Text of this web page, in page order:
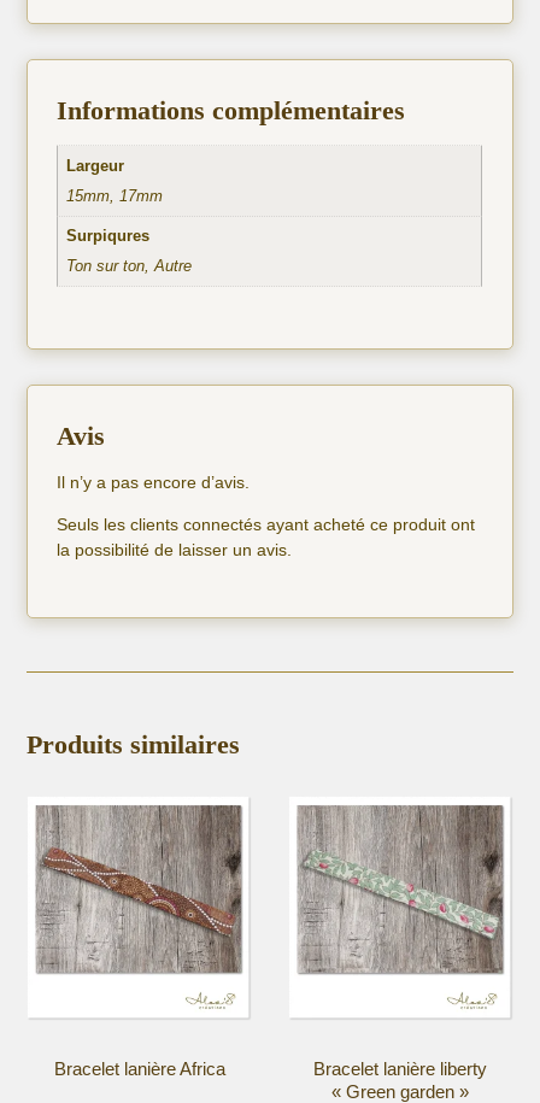
Informations complémentaires
Largeur
15mm, 17mm
Surpiqures
Ton sur ton, Autre
Avis
Il n’y a pas encore d’avis.
Seuls les clients connectés ayant acheté ce produit ont
la possibilité de laisser un avis.
Produits similaires
Bracelet lanière Africa
Bracelet lanière liberty
« Green garden »